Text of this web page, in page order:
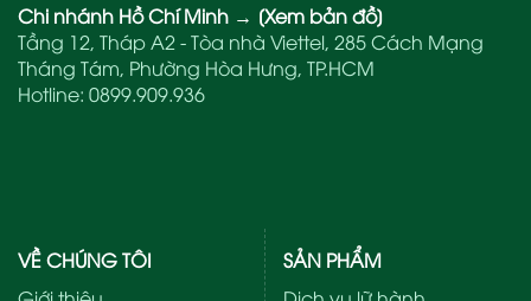
Chi nhánh Hồ Chí Minh → [Xem bản đồ]
Tầng 12, Tháp A2 - Tòa nhà Viettel, 285 Cách Mạng
Tháng Tám, Phường Hòa Hưng, TP.HCM
Hotline: 0899.909.936
VỀ CHÚNG TÔI
SẢN PHẨM